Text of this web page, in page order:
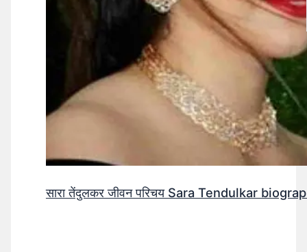
सारा तेंदुलकर जीवन परिचय Sara Tendulkar